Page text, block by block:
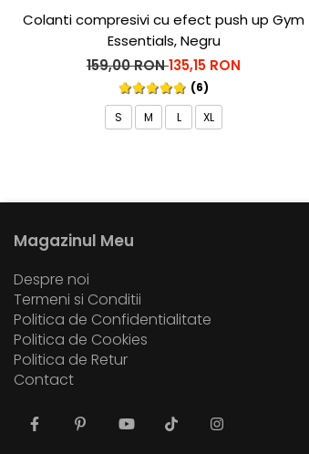
Colanti compresivi cu efect push up Gym
Essentials, Negru
159,00 RON135,15 RON
(6)
S
M L XL
Magazinul Meu
Despre noi
Termeni si Conditii
Politica de Confidentialitate
Politica de Cookies
Politica de Retur
Contact